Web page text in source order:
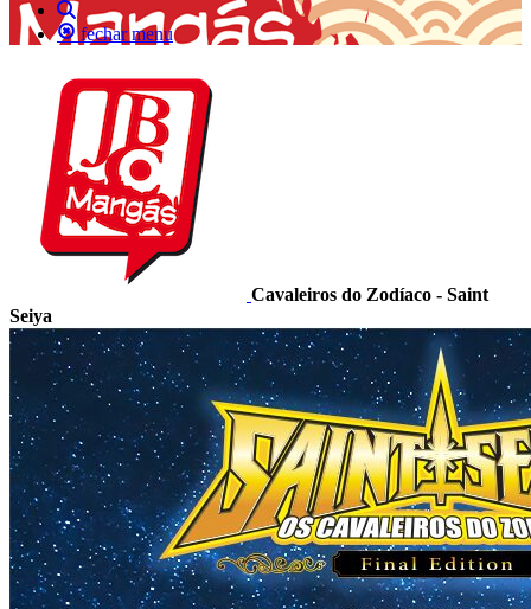
fechar menu
Cavaleiros do Zodíaco - Saint
Seiya